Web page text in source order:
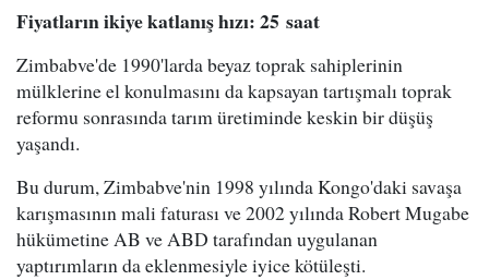
Fiyatların ikiye katlanış hızı: 25 saat
Zimbabve'de 1990'larda beyaz toprak sahiplerinin
mülklerine el konulmasını da kapsayan tartışmalı toprak
reformu sonrasında tarım üretiminde keskin bir düşüş
yaşandı.
Bu durum, Zimbabve'nin 1998 yılında Kongo'daki savaşa
karışmasının mali faturası ve 2002 yılında Robert Mugabe
hükümetine AB ve ABD tarafından uygulanan
yaptırımların da eklenmesiyle iyice kötüleşti.